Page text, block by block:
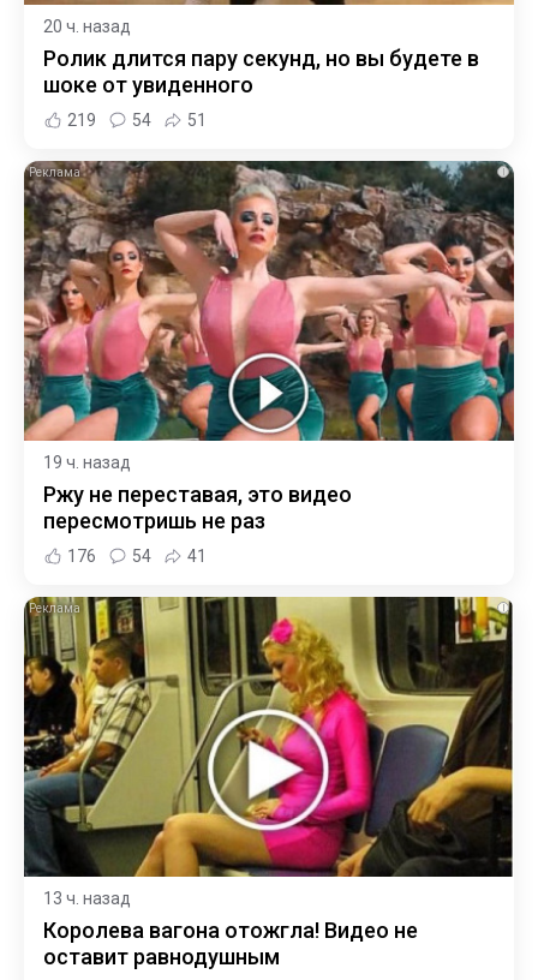
20 ч. назад
Ролик длится пару секунд, но вы будете в
шоке от увиденного
219 54 51
i
19 ч. назад
Ржу не переставая, это видео
пересмотришь не раз
176 54 41
i
13 ч. назад
Королева вагона отожгла! Видео не
оставит равнодушным